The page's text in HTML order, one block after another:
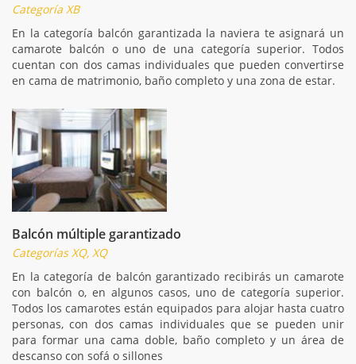
Categoría XB
En la categoría balcón garantizada la naviera te asignará un
camarote balcón o uno de una categoría superior. Todos
cuentan con dos camas individuales que pueden convertirse
en cama de matrimonio, baño completo y una zona de estar.
Balcón múltiple garantizado
Categorías XQ, XQ
En la categoría de balcón garantizado recibirás un camarote
con balcón o, en algunos casos, uno de categoría superior.
Todos los camarotes están equipados para alojar hasta cuatro
personas, con dos camas individuales que se pueden unir
para formar una cama doble, baño completo y un área de
descanso con sofá o sillones